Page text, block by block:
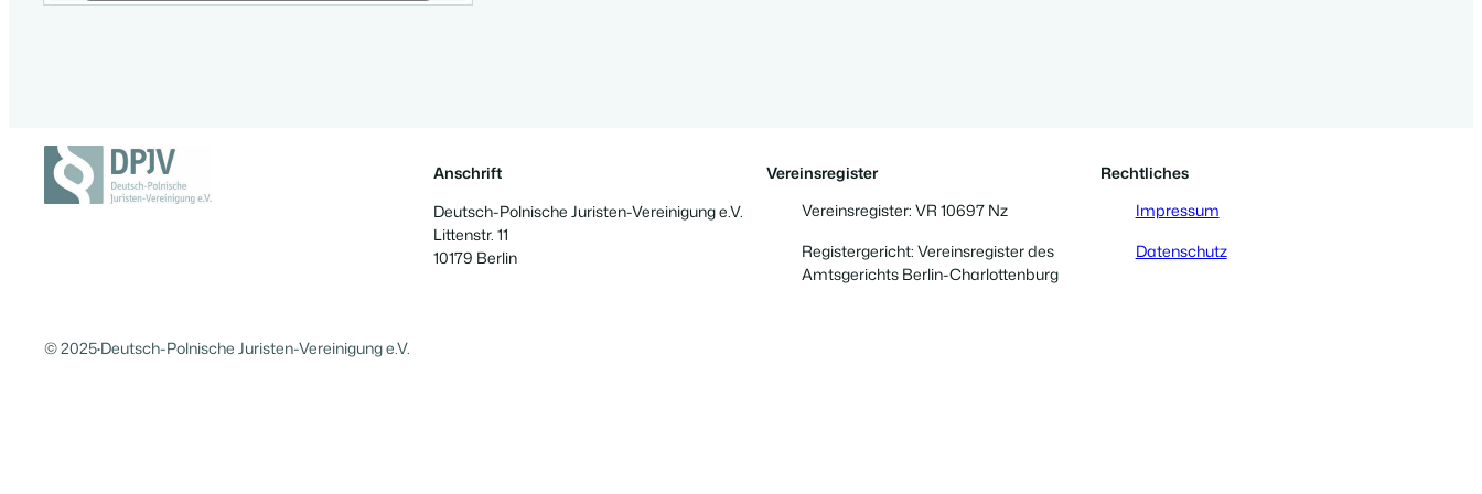
Anschrift
Deutsch-Polnische Juristen-Vereinigung e.V.
Littenstr. 11
10179 Berlin
Vereinsregister
Vereinsregister: VR 10697 Nz
Registergericht: Vereinsregister des
Amtsgerichts Berlin-Charlottenburg
Rechtliches
Impressum
Datenschutz
© 2025·Deutsch-Polnische Juristen-Vereinigung e.V.